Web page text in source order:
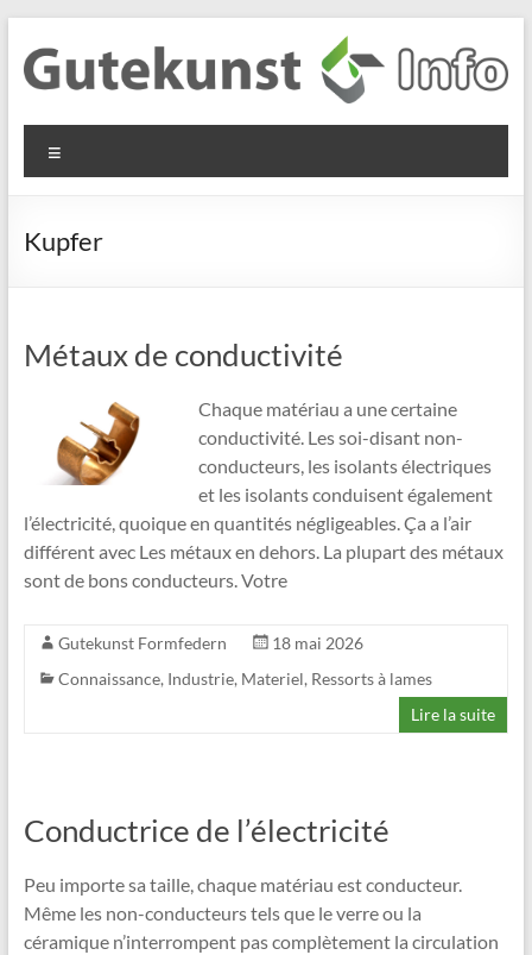
au
contenu
Gutekunst
Formfedern
GmbH
Informationen
Flachmaterial
Kupfer
Métaux de conductivité
Chaque matériau a une certaine
conductivité. Les soi-disant non-
conducteurs, les isolants électriques
et les isolants conduisent également
l’électricité, quoique en quantités négligeables. Ça a l’air
différent avec Les métaux en dehors. La plupart des métaux
sont de bons conducteurs. Votre
Gutekunst Formfedern
18 mai 2026
Connaissance, Industrie, Materiel, Ressorts à lames
Lire la suite
Conductrice de l’électricité
Peu importe sa taille, chaque matériau est conducteur.
Même les non-conducteurs tels que le verre ou la
céramique n’interrompent pas complètement la circulation